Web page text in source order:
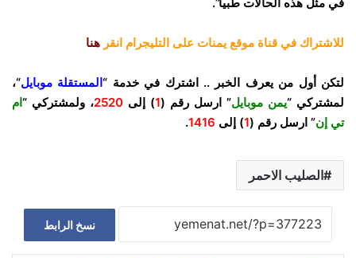
للاشتراك في قناة موقع يمنات على التليجرام انقر هنا
لتكن أول من يعرف الخبر .. اشترك في خدمة “المستقلة موبايل“،
لمشتركي “يمن موبايل” ارسل رقم (1) إلى 2520، ولمشتركي “ام
تي إن” ارسل رقم (1) إلى 1416
.
الصليب الاحمر
نسخ الرابط